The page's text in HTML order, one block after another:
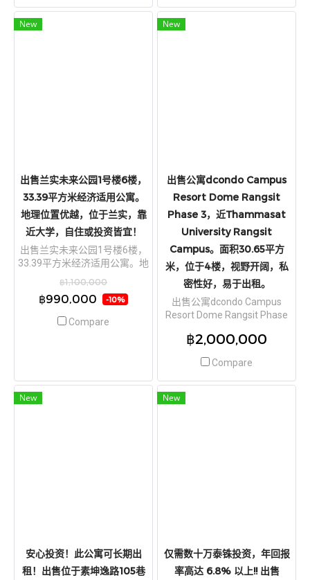
能分区明确，阳台视野开阔，
New
出售兰实未来公园1号楼6楼，
33.39平方米经济适用公寓。
地理位置优越，位于兰实，靠
近大学，自住或投资皆宜！
出售兰实未来公园1号楼6楼，
33.39平方米经济适用公寓。地
大学，自住或投资皆宜！
฿1,100,000
฿990,000 -10%
Compare
New
出售公寓dcondo Campus
Resort Dome Rangsit
Phase 3，近Thammasat
University Rangsit
Campus。面积30.65平方
米，位于4楼，视野开阔，私
密性好，易于出租。
出售公寓dcondo Campus
Resort Dome Rangsit Phase
Rangsit Campus。面积30.65
阔，私密性好，易于出租。
฿2,000,000
Compare
New
安心投资！此公寓可长期出
租！出售位于素坤逸路105巷
New
仅需数十万泰铢投资，年回报
率高达 6.8% 以上!! 出售